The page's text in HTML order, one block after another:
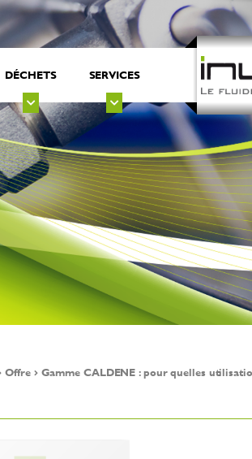
DÉCHETS SERVICES
Offre Gamme CALDENE : pour quelles